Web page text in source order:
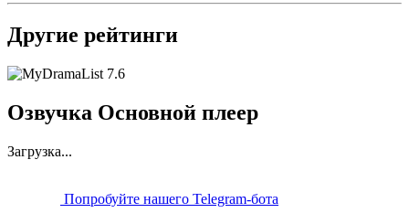
Другие рейтинги
7.6
Озвучка Основной плеер
Загрузка...
Попробуйте нашего Telegram-бота